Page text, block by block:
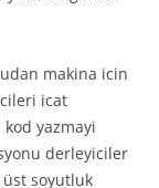
makina icin
icat
yazmayi
derleyiciler
soyutluk